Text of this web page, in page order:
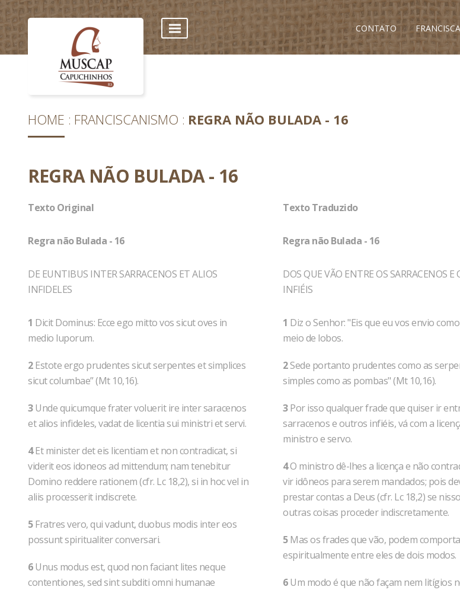
CONTATO
HOME FRANCISCANISMO REGRA NÃO BULADA - 16
REGRA NÃO BULADA - 16
Texto Original
Regra não Bulada - 16
DE EUNTIBUS INTER SARRACENOS ET ALIOS
INFIDELES
1 Dicit Dominus: Ecce ego mitto vos sicut oves in
medio luporum.
2Estote ergo prudentes sicut serpentes et simplices
sicut columbae” (Mt 10,16).
3Unde quicumque frater voluerit ire inter saracenos
et alios infideles, vadat de licentia sui ministri et servi.
4Et minister det eis licentiam et non contradicat, si
viderit eos idoneos ad mittendum; nam tenebitur
Domino reddere rationem (cfr. Lc 18,2), si in hoc vel in
aliis processerit indiscrete.
5Fratres vero, qui vadunt, duobus modis inter eos
possunt spiritualiter conversari.
6Unus modus est, quod non faciant lites neque
contentiones, sed sint subditi omni humanae
Texto Traduzido
Regra não Bulada - 16
DOS QUE VÃO ENTRE OS SARRACENOS E
INFIÉIS
1 Diz o Senhor: "Eis que eu vos envio
meio de lobos.
2Sede portanto prudentes como as
simples como as pombas" (Mt 10,16).
3Por isso qualquer frade que quiser ir
sarracenos e outros infiéis, vá com a
ministro e servo.
4O ministro dê-lhes a licença e não
vir idôneos para serem mandados; pois
prestar contas a Deus (cfr. Lc 18,2) se
outras coisas proceder indiscretamente.
5Mas os frades que vão, podem
espiritualmente entre eles de dois modos.
6Um modo é que não façam nem litígios